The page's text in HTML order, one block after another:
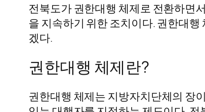
전북도가 권한대행 체제로 전환하면
을 지속하기 위한 조치이다. 권한대
겠다.
권한대행 체제란?
권한대행 체제는 지방자치단체의 장